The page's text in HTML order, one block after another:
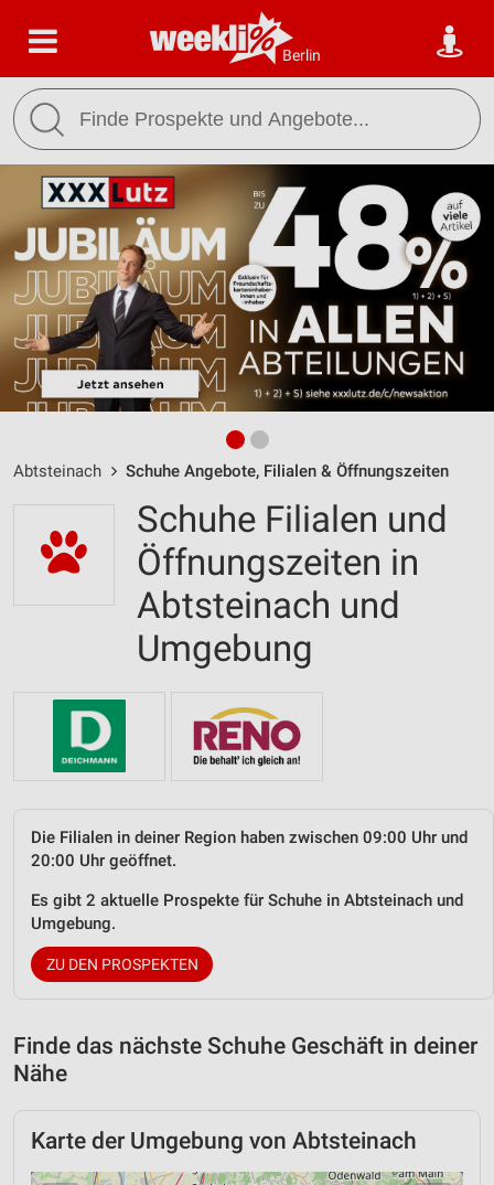
Berlin
Abtsteinach Schuhe Angebote, Filialen & Öffnungszeiten
Schuhe Filialen und
Öffnungszeiten in
Abtsteinach und
Umgebung
Die Filialen in deiner Region haben zwischen 09:00 Uhr und
20:00 Uhr geöffnet.
Es gibt 2 aktuelle Prospekte für Schuhe in Abtsteinach und
Umgebung.
ZU DEN PROSPEKTEN
Finde das nächste Schuhe Geschäft in deiner
Nähe
Karte der Umgebung von Abtsteinach